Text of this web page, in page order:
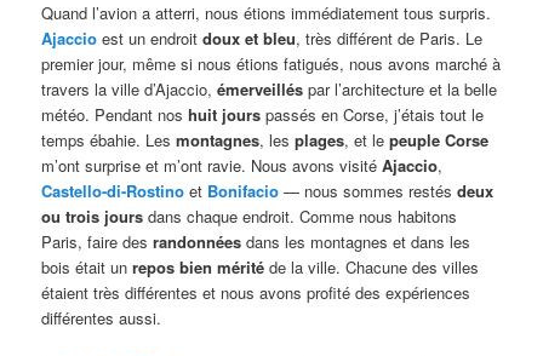
Quand l’avion a atterri, nous étions immédiatement tous surpris.
Ajaccio est un endroitdoux et bleu, très différent de Paris. Le
premier jour, même si nous étions fatigués, nous avons marché à
travers la ville d’Ajaccio,émerveillés par l’architecture et la belle
météo. Pendant noshuit jours passés en Corse, j’étais tout le
temps ébahie. Lesmontagnes, lesplages, et lepeuple Corse
m’ont surprise et m’ont ravie. Nous avons visitéAjaccio,
Castello-di-Rostino et Bonifacio — nous sommes restésdeux
ou trois jours dans chaque endroit. Comme nous habitons
Paris, faire desrandonnées dans les montagnes et dans les
bois était unrepos bien mérité de la ville. Chacune des villes
étaient très différentes et nous avons profité des expériences
différentes aussi.